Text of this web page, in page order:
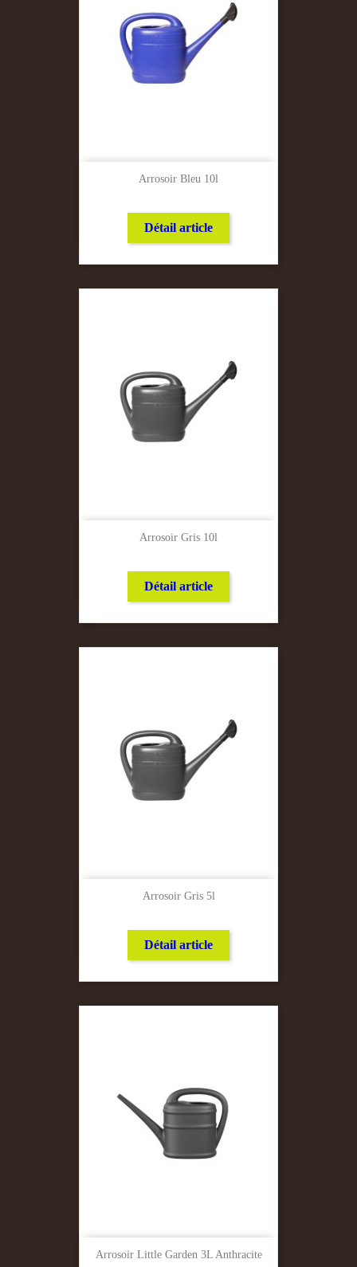
Arrosoir Bleu 10l
Détail article
Arrosoir Gris 10l
Détail article
Arrosoir Gris 5l
Détail article
Arrosoir Little Garden 3L Anthracite